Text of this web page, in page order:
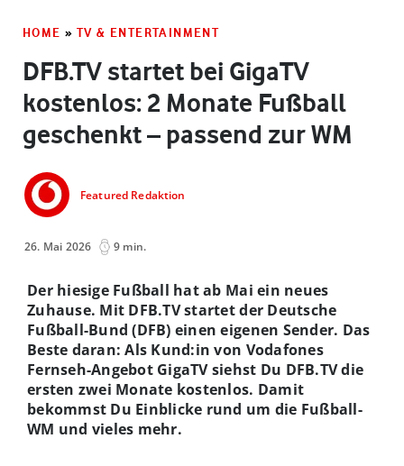
HOME » TV & ENTERTAINMENT
DFB.TV startet bei GigaTV
kostenlos: 2 Monate Fußball
geschenkt – passend zur WM
Featured Redaktion
26. Mai 2026 9 min.
Der hiesige Fußball hat ab Mai ein neues
Zuhause. Mit DFB.TV startet der Deutsche
Fußball-Bund (DFB) einen eigenen Sender. Das
Beste daran: Als Kund:in von Vodafones
Fernseh-Angebot GigaTV siehst Du DFB.TV die
ersten zwei Monate kostenlos. Damit
bekommst Du Einblicke rund um die Fußball-
WM und vieles mehr.